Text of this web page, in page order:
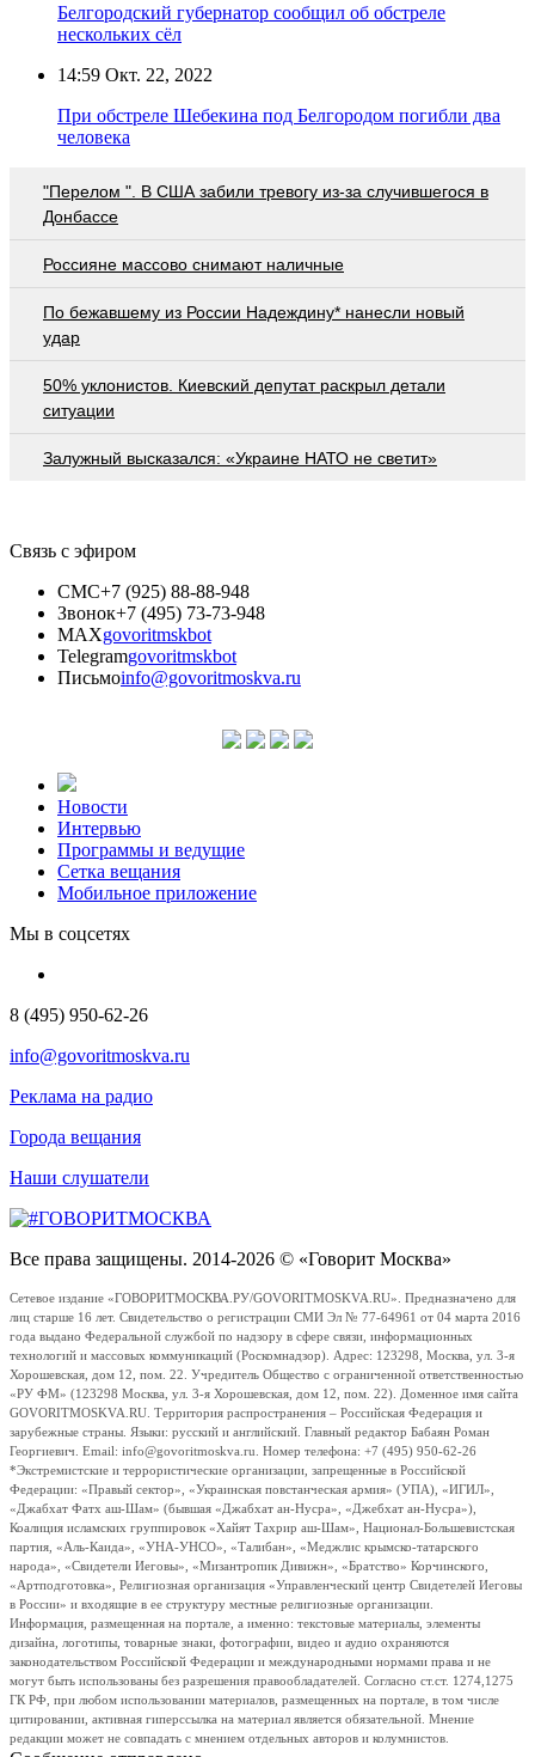
Белгородский губернатор сообщил об обстреле
нескольких сёл
14:59 Окт. 22, 2022
При обстреле Шебекина под Белгородом погибли два
человека
"Перелом ". В США забили тревогу из-за случившегося в
Донбассе
Россияне массово снимают наличные
По бежавшему из России Надеждину* нанесли новый
удар
50% уклонистов. Киевский депутат раскрыл детали
ситуации
Залужный высказался: «Украине НАТО не светит»
Связь с эфиром
СМС+7 (925) 88-88-948
Звонок+7 (495) 73-73-948
MAXgovoritmskbot
Telegramgovoritmskbot
Письмоinfo@govoritmoskva.ru
Новости
Интервью
Программы и ведущие
Сетка вещания
Мобильное приложение
Мы в соцсетях
8 (495) 950-62-26
info@govoritmoskva.ru
Реклама на радио
Города вещания
Наши слушатели
Все права защищены. 2014-2026 © «Говорит Москва»
Сетевое издание «ГОВОРИТМОСКВА.РУ/GOVORITMOSKVA.RU». Предназначено для
лиц старше 16 лет. Свидетельство о регистрации СМИ Эл № 77-64961 от 04 марта 2016
года выдано Федеральной службой по надзору в сфере связи, информационных
технологий и массовых коммуникаций (Роскомнадзор). Адрес: 123298, Москва, ул. 3-я
Хорошевская, дом 12, пом. 22. Учредитель Общество с ограниченной ответственностью
«РУ ФМ» (123298 Москва, ул. 3-я Хорошевская, дом 12, пом. 22). Доменное имя сайта
GOVORITMOSKVA.RU. Территория распространения – Российская Федерация и
зарубежные страны. Языки: русский и английский. Главный редактор Бабаян Роман
Георгиевич. Email: info@govoritmoskva.ru. Номер телефона: +7 (495) 950-62-26
*Экстремистские и террористические организации, запрещенные в Российской
Федерации: «Правый сектор», «Украинская повстанческая армия» (УПА), «ИГИЛ»,
«Джабхат Фатх аш-Шам» (бывшая «Джабхат ан-Нусра», «Джебхат ан-Нусра»),
Коалиция исламских группировок «Хайят Тахрир аш-Шам», Национал-Большевистская
партия, «Аль-Каида», «УНА-УНСО», «Талибан», «Меджлис крымско-татарского
народа», «Свидетели Иеговы», «Мизантропик Дивижн», «Братство» Корчинского,
«Артподготовка», Религиозная организация «Управленческий центр Свидетелей Иеговы
в России» и входящие в ее структуру местные религиозные организации.
Информация, размещенная на портале, а именно: текстовые материалы, элементы
дизайна, логотипы, товарные знаки, фотографии, видео и аудио охраняются
законодательством Российской Федерации и международными нормами права и не
могут быть использованы без разрешения правообладателей. Согласно ст.ст. 1274,1275
ГК РФ, при любом использовании материалов, размещенных на портале, в том числе
цитировании, активная гиперссылка на материал является обязательной. Мнение
редакции может не совпадать с мнением отдельных авторов и колумнистов.